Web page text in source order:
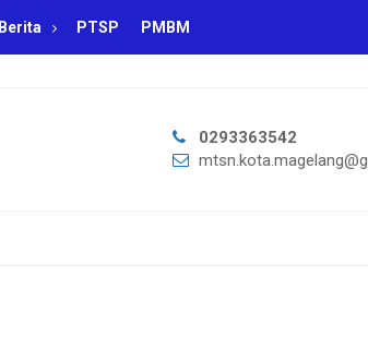
Berita PTSP PMBM
0293363542